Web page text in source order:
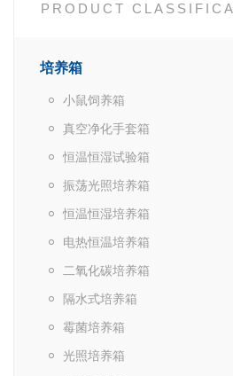
PRODUCT
培养箱
小鼠饲养箱
真空净化手套箱
恒温恒湿试验箱
振荡光照培养箱
恒温恒湿培养箱
电热恒温培养箱
二氧化碳培养箱
隔水式培养箱
霉菌培养箱
光照培养箱